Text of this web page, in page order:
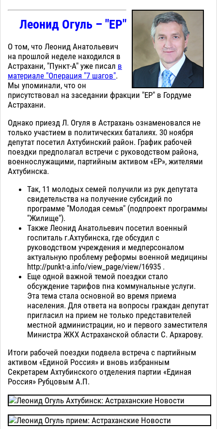
Леонид Огуль – "ЕР"
О том, что Леонид Анатольевич
на прошлой неделе находился в
Астрахани, "Пункт-А" уже писал в
материале "Операция "7 шагов".
Мы упоминали, что он
присутствовал на заседании фракции "ЕР" в Гордуме
Астрахани.
Однако приезд Л. Огуля в Астрахань ознаменовался не
только участием в политических баталиях. 30 ноября
депутат посетил Ахтубинский район. График рабочей
поездки предполагал встречи с руководством района,
военнослужащими, партийным активом «ЕР», жителями
Ахтубинска.
Так, 11 молодых семей получили из рук депутата
свидетельства на получение субсидий по
программе "Молодая семья" (подпроект программы
"Жилище").
Также Леонид Анатольевич посетил военный
госпиталь г.Ахтубинска, где обсудил с
руководством учреждения и медперсоналом
актуальную проблему реформы военной медицины
http://punkt-a.info/view_page/view/16935 .
Еще одной важной темой поездки стало
обсуждение тарифов пна коммунальные услуги.
Эта тема стала основной во время приема
населения. Для ответа на вопросы граждан депутат
пригласил на прием не только представителей
местной администрации, но и первого заместителя
Министра ЖКХ Астраханской области С. Архарову.
Итоги рабочей поездки подвела встреча с партийным
активом «Единой Россия» и вновь избранным
Секретарем Ахтубинского отделения партии «Единая
Россия» Рубцовым А.П.